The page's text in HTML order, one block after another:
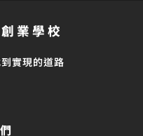
業學校
實現的道路